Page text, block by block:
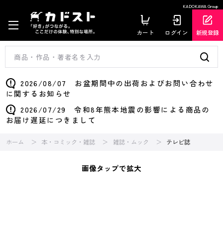
KADOKAWA Group
カート ログイン 新規登録
2026/08/07 お盆期間中の出荷およびお問い合わせ
に関するお知らせ
2026/07/29 令和8年熊本地震の影響による商品の
お届け遅延につきまして
ホーム 本・コミック・雑誌 雑誌・ムック テレビ誌
画像タップで拡大